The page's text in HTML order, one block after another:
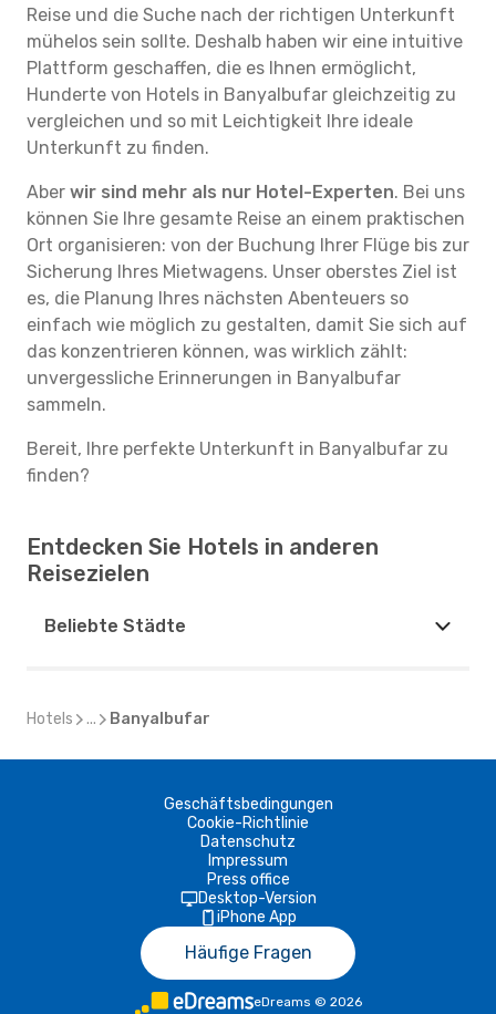
Reise und die Suche nach der richtigen Unterkunft
mühelos sein sollte. Deshalb haben wir eine intuitive
Plattform geschaffen, die es Ihnen ermöglicht,
Hunderte von Hotels in Banyalbufar gleichzeitig zu
vergleichen und so mit Leichtigkeit Ihre ideale
Unterkunft zu finden.
Aber wir sind mehr als nur Hotel-Experten. Bei uns
können Sie Ihre gesamte Reise an einem praktischen
Ort organisieren: von der Buchung Ihrer Flüge bis zur
Sicherung Ihres Mietwagens. Unser oberstes Ziel ist
es, die Planung Ihres nächsten Abenteuers so
einfach wie möglich zu gestalten, damit Sie sich auf
das konzentrieren können, was wirklich zählt:
unvergessliche Erinnerungen in Banyalbufar
sammeln.
Bereit, Ihre perfekte Unterkunft in Banyalbufar zu
finden?
Entdecken Sie Hotels in anderen
Reisezielen
Beliebte Städte
Hotels ... Banyalbufar
Geschäftsbedingungen
Cookie-Richtlinie
Datenschutz
Impressum
Press office
Desktop-Version
iPhone App
Häufige Fragen
eDreams © 2026